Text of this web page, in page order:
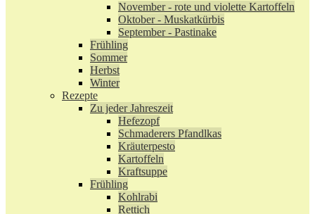
November - rote und violette Kartoffeln
Oktober - Muskatkürbis
September - Pastinake
Frühling
Sommer
Herbst
Winter
Rezepte
Zu jeder Jahreszeit
Hefezopf
Schmaderers Pfandlkas
Kräuterpesto
Kartoffeln
Kraftsuppe
Frühling
Kohlrabi
Rettich